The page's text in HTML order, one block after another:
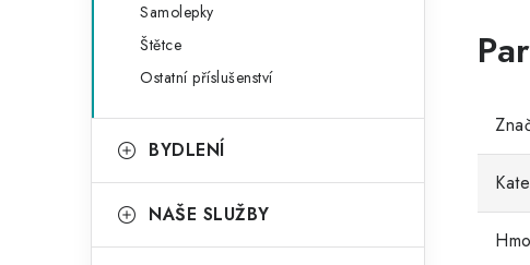
Samolepky
Štětce
Ostatní příslušenství
BYDLENÍ
NAŠE SLUŽBY